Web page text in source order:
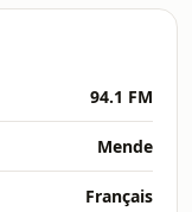
94.1 FM
Mende
Français